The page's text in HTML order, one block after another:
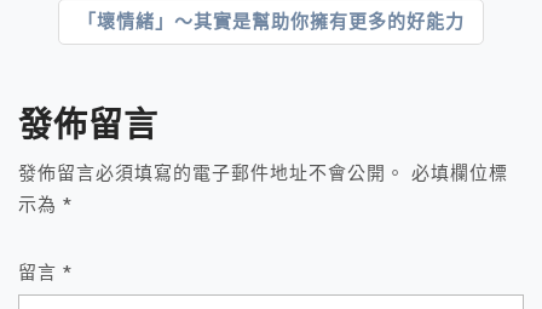
覽
「壞情緒」～其實是幫助你擁有更多的好能力
發佈留言
發佈留言必須填寫的電子郵件地址不會公開。
必填欄位標
示為 *
留言 *